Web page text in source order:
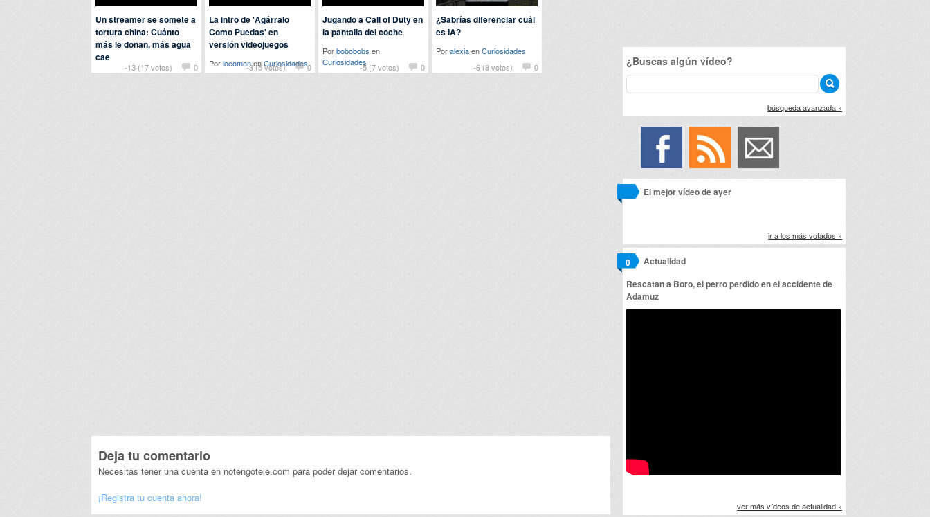
-13 (17 votos) 0
Un streamer se somete a
tortura china: Cuánto
más le donan, más agua
cae
PorargeliaenCuriosidades
-3 (5 votos) 0
La intro de 'Agárralo
Como Puedas' en
versión videojuegos
PorlocomonenCuriosidades -5 (7 votos) 0
Jugando a Call of Duty en
la pantalla del coche
Porbobobobs en
Curiosidades
-6 (8 votos) 0
¿Sabrías diferenciar cuál
es IA?
PoralexiaenCuriosidades
Deja tu comentario
Necesitas tener una cuenta en notengotele.com para poder dejar comentarios.
¡Registra tu cuenta ahora!
¿Buscas algún vídeo?
búsqueda avanzada »
El mejor vídeo de ayer
ir a los más votados »
Actualidad
0
Rescatan a Boro, el perro perdido en el accidente de
Adamuz
ver más vídeos de actualidad »